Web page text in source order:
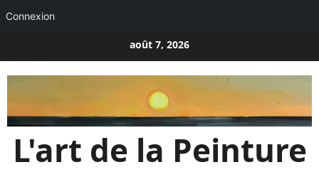
Connexion
au
contenu
août 7, 2026
L'art de la Peinture